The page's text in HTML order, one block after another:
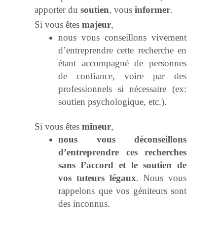
apporter du soutien, vous informer.
Si vous êtes majeur,
nous vous conseillons vivement
d’entreprendre cette recherche en
étant accompagné de personnes
de confiance, voire par des
professionnels si nécessaire (ex:
soutien psychologique, etc.).
Si vous êtes mineur,
nous vous déconseillons
d’entreprendre ces recherches
sans l’accord et le soutien de
vos tuteurs légaux. Nous vous
rappelons que vos géniteurs sont
des inconnus.